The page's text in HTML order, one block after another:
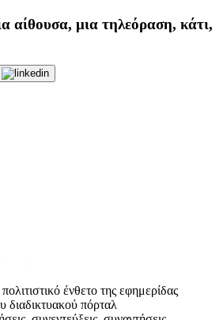
αίθουσα, μια τηλεόραση, κάτι,
ένθετο της εφημερίδας
διαδικτυακού πόρταλ